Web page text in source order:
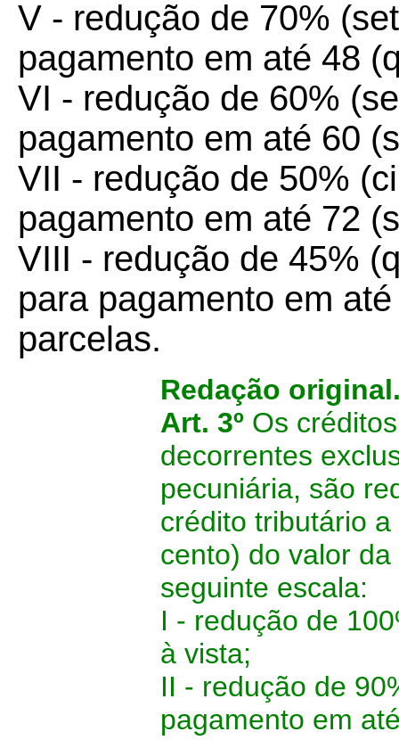
V - redução de 70%
pagamento em até 48
VI - redução de 60%
pagamento em até 60
VII - redução de 50%
pagamento em até 72
VIII - redução de 45%
para pagamento em
parcelas.
Redação
Art. 3º Os
decorrentes
pecuniária, são
crédito tributário
cento) do valor
seguinte escala:
I - redução de
à vista;
II - redução de
pagamento em